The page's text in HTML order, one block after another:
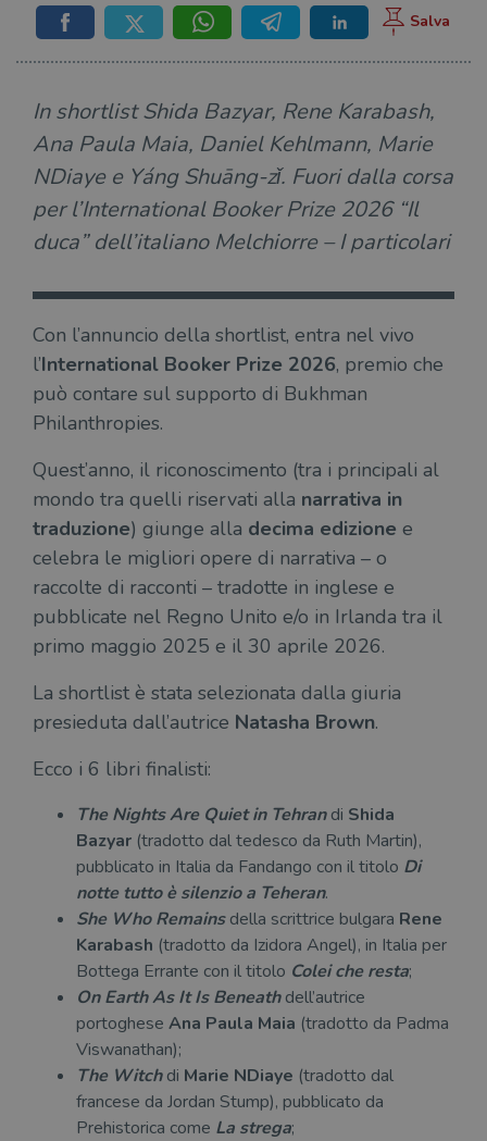
In shortlist Shida Bazyar, Rene Karabash,
Ana Paula Maia, Daniel Kehlmann, Marie
NDiaye e Yáng Shuāng-zǐ. Fuori dalla corsa
per l’International Booker Prize 2026 “Il
duca” dell’italiano Melchiorre – I particolari
Con l’annuncio della shortlist, entra nel vivo
l’International Booker Prize 2026, premio che
può contare sul supporto di Bukhman
Philanthropies.
Quest’anno, il riconoscimento (tra i principali al
mondo tra quelli riservati alla narrativa in
traduzione) giunge alla decima edizione e
celebra le migliori opere di narrativa – o
raccolte di racconti – tradotte in inglese e
pubblicate nel Regno Unito e/o in Irlanda tra il
primo maggio 2025 e il 30 aprile 2026.
La shortlist è stata selezionata dalla giuria
presieduta dall’autrice Natasha Brown.
Ecco i 6 libri finalisti:
The Nights Are Quiet in Tehran di Shida
Bazyar (tradotto dal tedesco da Ruth Martin),
pubblicato in Italia da Fandango con il titolo Di
notte tutto è silenzio a Teheran.
She Who Remainsdella scrittrice bulgara Rene
Karabash (tradotto da Izidora Angel), in Italia per
Bottega Errante con il titolo Colei che resta;
On Earth As It Is Beneathdell’autrice
portoghese Ana Paula Maia (tradotto da Padma
Viswanathan);
The Witchdi Marie NDiaye (tradotto dal
francese da Jordan Stump), pubblicato da
Prehistorica come La strega;